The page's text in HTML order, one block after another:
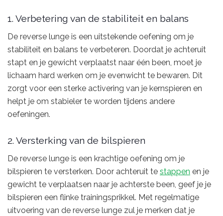
1. Verbetering van de stabiliteit en balans
De reverse lunge is een uitstekende oefening om je
stabiliteit en balans te verbeteren. Doordat je achteruit
stapt en je gewicht verplaatst naar één been, moet je
lichaam hard werken om je evenwicht te bewaren. Dit
zorgt voor een sterke activering van je kernspieren en
helpt je om stabieler te worden tijdens andere
oefeningen.
2. Versterking van de bilspieren
De reverse lunge is een krachtige oefening om je
bilspieren te versterken. Door achteruit te stappen en je
gewicht te verplaatsen naar je achterste been, geef je je
bilspieren een flinke trainingsprikkel. Met regelmatige
uitvoering van de reverse lunge zul je merken dat je